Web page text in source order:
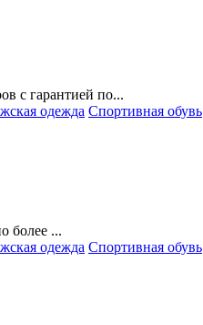
с гарантией по...
одежда Спортивная обувь
более ...
одежда Спортивная обувь